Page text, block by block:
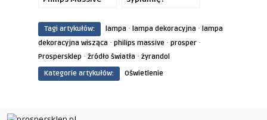
Tagi artykułów: lampa · lampa dekoracyjna · lampa
dekoracyjna wisząca · philips massive · prosper ·
Prospersklep · źródło światła · żyrandol
Kategorie artykułów:
Oświetlenie